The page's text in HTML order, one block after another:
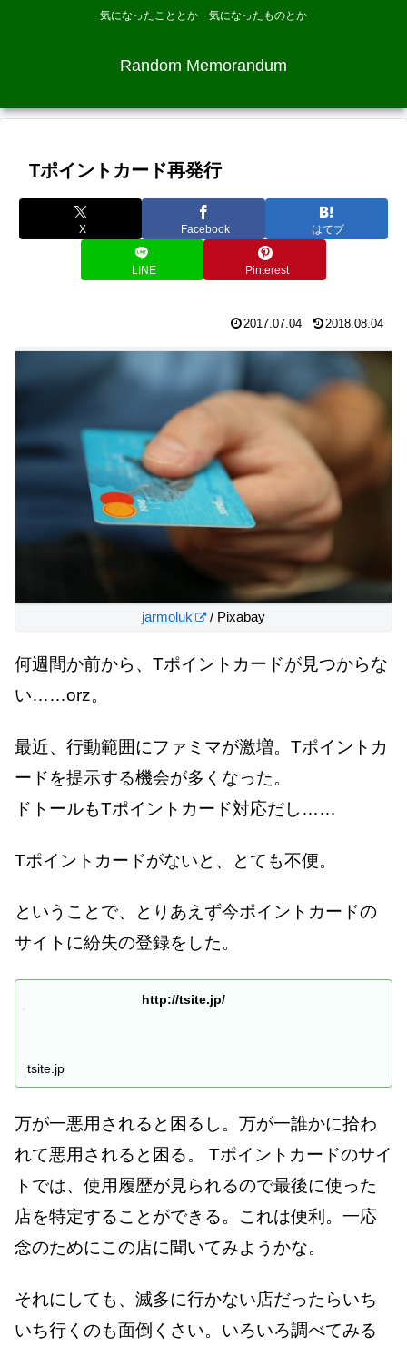
気になったこととか 気になったものとか
Random Memorandum
Tポイントカード再発行
X Facebook はてブ
LINE Pinterest
2017.07.04 2018.08.04
jarmoluk / Pixabay
何週間か前から、Tポイントカードが見つからな
い……orz。
最近、行動範囲にファミマが激増。Tポイントカ
ードを提示する機会が多くなった。
ドトールもTポイントカード対応だし……
Tポイントカードがないと、とても不便。
ということで、とりあえず今ポイントカードの
サイトに紛失の登録をした。
http://tsite.jp/
tsite.jp
万が一悪用されると困るし。万が一誰かに拾わ
れて悪用されると困る。 Tポイントカードのサイ
トでは、使用履歴が見られるので最後に使った
店を特定することができる。これは便利。一応
念のためにこの店に聞いてみようかな。
それにしても、滅多に行かない店だったらいち
いち行くのも面倒くさい。いろいろ調べてみる